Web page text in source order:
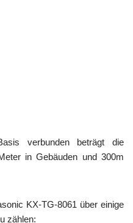
verbunden beträgt die
in Gebäuden und 300m
KX-TG-8061 über einige
zählen: